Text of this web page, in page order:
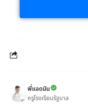
พี่แอดมิน
ครูโรงเรียนรัฐบาล